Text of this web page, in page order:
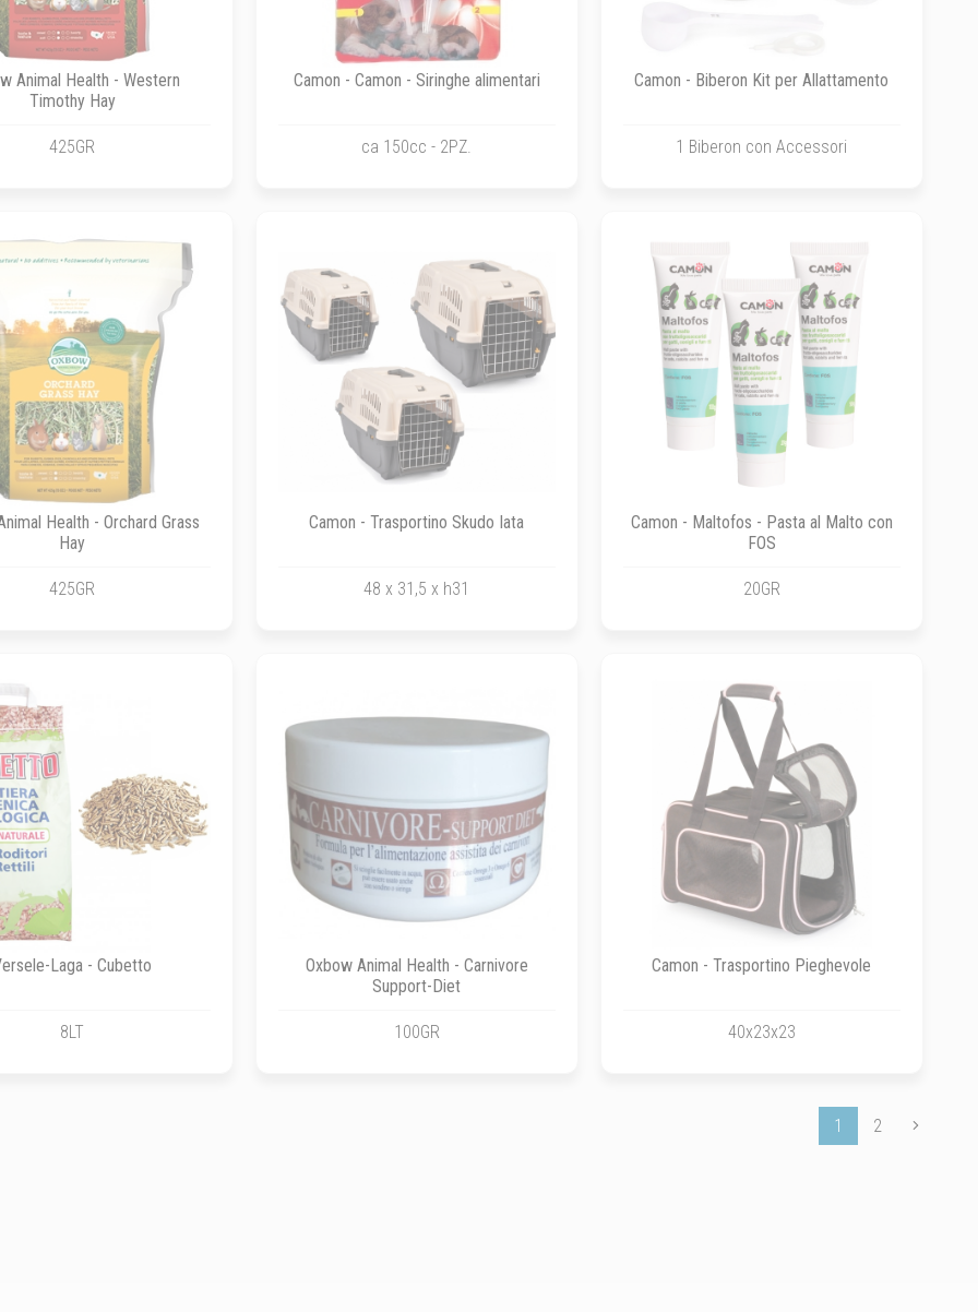
Animal Health - Western
Timothy Hay
425GR
Camon - Camon - Siringhe alimentari
ca 150cc - 2PZ.
Camon - Biberon Kit per Allattamento
1 Biberon con Accessori
Health - Orchard Grass
Hay
425GR
Camon - Trasportino Skudo Iata
48 x 31,5 x h31
Camon - Maltofos - Pasta al Malto con
FOS
20GR
Laga - Cubetto
8LT
Oxbow Animal Health - Carnivore
Support-Diet
100GR
Camon - Trasportino Pieghevole
40x23x23
1 2